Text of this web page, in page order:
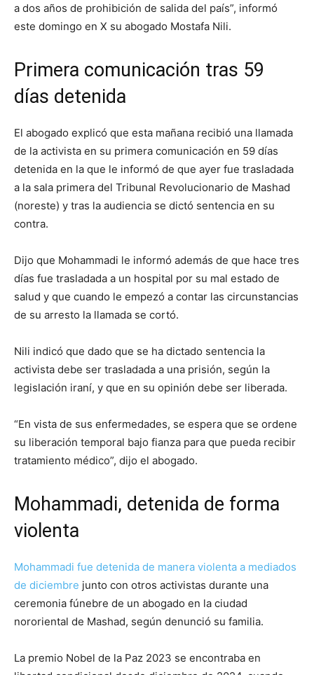
a dos años de prohibición de salida del país”, informó
este domingo en X su abogado Mostafa Nili.
Primera comunicación tras 59
días detenida
El abogado explicó que esta mañana recibió una llamada
de la activista en su primera comunicación en 59 días
detenida en la que le informó de que ayer fue trasladada
a la sala primera del Tribunal Revolucionario de Mashad
(noreste) y tras la audiencia se dictó sentencia en su
contra.
Dijo que Mohammadi le informó además de que hace tres
días fue trasladada a un hospital por su mal estado de
salud y que cuando le empezó a contar las circunstancias
de su arresto la llamada se cortó.
Nili indicó que dado que se ha dictado sentencia la
activista debe ser trasladada a una prisión, según la
legislación iraní, y que en su opinión debe ser liberada.
“En vista de sus enfermedades, se espera que se ordene
su liberación temporal bajo fianza para que pueda recibir
tratamiento médico”, dijo el abogado.
Mohammadi, detenida de forma
violenta
Mohammadi fue detenida de manera violenta a mediados
de diciembre junto con otros activistas durante una
ceremonia fúnebre de un abogado en la ciudad
nororiental de Mashad, según denunció su familia.
La premio Nobel de la Paz 2023 se encontraba en